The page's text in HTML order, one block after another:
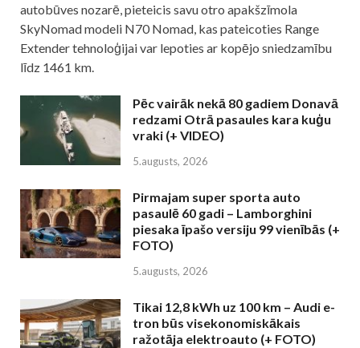
autobūves nozarē, pieteicis savu otro apakšzīmola
SkyNomad modeli N70 Nomad, kas pateicoties Range
Extender tehnoloģijai var lepoties ar kopējo sniedzamību
līdz 1461 km.
Pēc vairāk nekā 80 gadiem Donavā
redzami Otrā pasaules kara kuģu
vraki (+ VIDEO)
5.augusts, 2026
Pirmajam super sporta auto
pasaulē 60 gadi – Lamborghini
piesaka īpašo versiju 99 vienībās (+
FOTO)
5.augusts, 2026
Tikai 12,8 kWh uz 100 km – Audi e-
tron būs visekonomiskākais
ražotāja elektroauto (+ FOTO)